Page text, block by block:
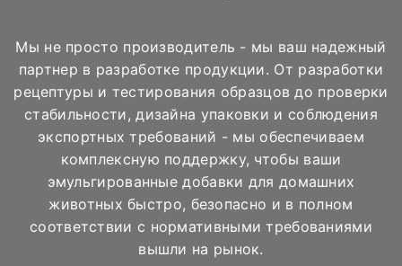
Мы не просто производитель - мы ваш надежный
партнер в разработке продукции. От разработки
рецептуры и тестирования образцов до проверки
стабильности, дизайна упаковки и соблюдения
экспортных требований - мы обеспечиваем
комплексную поддержку, чтобы ваши
эмульгированные добавки для домашних
животных быстро, безопасно и в полном
соответствии с нормативными требованиями
вышли на рынок.